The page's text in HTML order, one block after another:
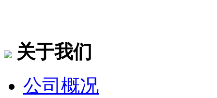
关于我们
公司概况